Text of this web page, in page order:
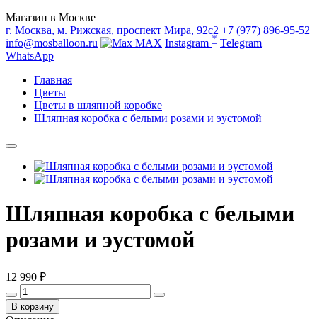
Магазин в Москве
г. Москва, м. Рижская, проспект Мира, 92с2 +7 (977) 896-95-52
info@mosballoon.ru
MAX Instagram * Telegram
WhatsApp
Главная
Цветы
Цветы в шляпной коробке
Шляпная коробка с белыми розами и эустомой
Шляпная коробка с белыми
розами и эустомой
12 990 ₽
В корзину